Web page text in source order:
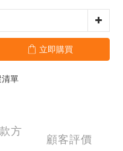
立即購買
清單
方
顧客評價